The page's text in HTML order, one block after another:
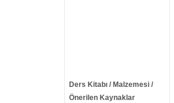
Ders Kitabı / Malzemesi /
Önerilen Kaynaklar